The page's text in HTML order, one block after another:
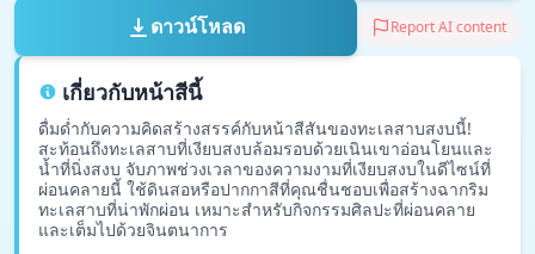
ดาวน์โหลด Report AI content
เกี่ยวกับหน้าสีนี้
ดื่มด่ำกับความคิดสร้างสรรค์กับหน้าสีสันของทะเลสาบสงบนี้!
สะท้อนถึงทะเลสาบที่เงียบสงบล้อมรอบด้วยเนินเขาอ่อนโยนและ
น้ำที่นิ่งสงบ จับภาพช่วงเวลาของความงามที่เงียบสงบในดีไซน์ที่
ผ่อนคลายนี้ ใช้ดินสอหรือปากกาสีที่คุณชื่นชอบเพื่อสร้างฉากริม
ทะเลสาบที่น่าพักผ่อน เหมาะสำหรับกิจกรรมศิลปะที่ผ่อนคลาย
และเต็มไปด้วยจินตนาการ